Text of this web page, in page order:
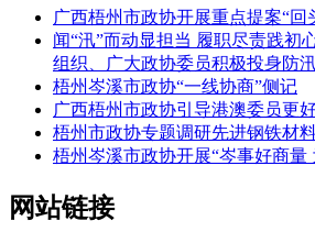
广西梧州市政协开展重点提案“回
闻“汛”而动显担当 履职尽责践
组织、广大政协委员积极投身防
梧州岑溪市政协“一线协商”侧记
广西梧州市政协引导港澳委员更
梧州市政协专题调研先进钢铁材
梧州岑溪市政协开展“岑事好商量
网站链接